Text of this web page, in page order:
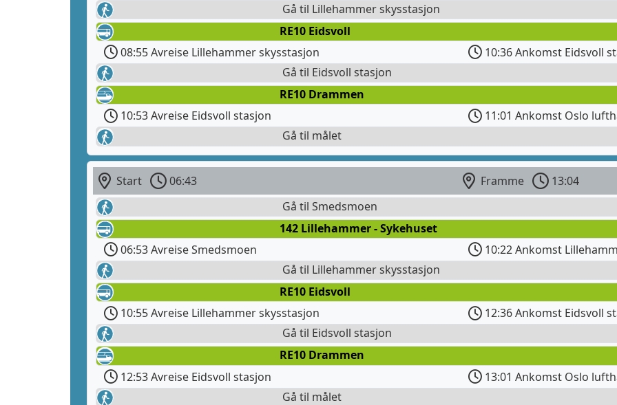
Gå til Lillehammer skysstasjon
RE10 Eidsvoll
08:55 Avreise Lillehammer skysstasjon
10:36 Ankomst Eidsvoll
Gå til Eidsvoll stasjon
RE10 Drammen
10:53 Avreise Eidsvoll stasjon
11:01 Ankomst Oslo
Gå til målet
Start 06:43 Framme
13:04
Gå til Smedsmoen
142 Lillehammer - Sykehuset
06:53 Avreise Smedsmoen
10:22 Ankomst
Gå til Lillehammer skysstasjon
RE10 Eidsvoll
10:55 Avreise Lillehammer skysstasjon
12:36 Ankomst Eidsvoll
Gå til Eidsvoll stasjon
RE10 Drammen
12:53 Avreise Eidsvoll stasjon
13:01 Ankomst Oslo
Gå til målet